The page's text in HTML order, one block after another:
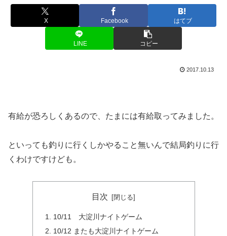
X Facebook はてブ
LINE コピー
2017.10.13
有給が恐ろしくあるので、たまには有給取ってみました。
といっても釣りに行くしかやること無いんで結局釣りに行
くわけですけども。
目次
10/11 大淀川ナイトゲーム
10/12 またも大淀川ナイトゲーム